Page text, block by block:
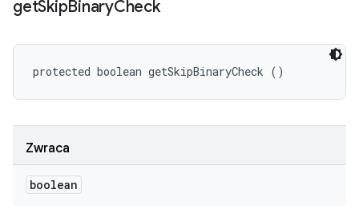
getSkipBinaryCheck
protected boolean getSkipBinaryCheck ()
Zwraca
boolean